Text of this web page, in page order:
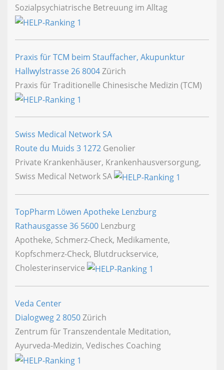
Sozialpsychiatrische Betreuung im Alltag
Praxis für TCM beim Stauffacher, Akupunktur
Hallwylstrasse 268004Zürich
Praxis für Traditionelle Chinesische Medizin (TCM)
Swiss Medical Network SA
Route du Muids 3 1272 Genolier
Private Krankenhäuser, Krankenhausversorgung,
Swiss Medical Network SA
TopPharm Löwen Apotheke Lenzburg
Rathausgasse 36 5600 Lenzburg
Apotheke, Schmerz-Check, Medikamente,
Kopfschmerz-Check, Blutdruckservice,
Cholesterinservice
Veda Center
Dialogweg 28050Zürich
Zentrum für Transzendentale Meditation,
Ayurveda-Medizin, Vedisches Coaching